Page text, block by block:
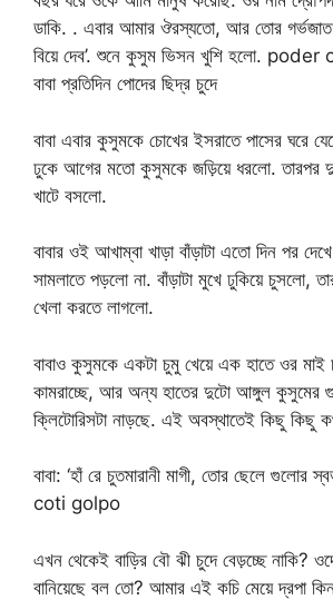
ডাকি. . এবার আমার ঔরস্যতো, আর তোর গর্ভজাত
বিয়ে দেব’. শুনে কুসুম ভিসন খুশি হলো.
বাবা প্রতিদিন পোদের ছিদ্র চুদে
বাবা এবার কুসুমকে চোখের ইসরাতে পাসের ঘরে
ঢুকে আগের মতো কুসুমকে জড়িয়ে ধরলো. তারপর
খাটে বসলো.
বাবার ওই আখাম্বা খাড়া বাঁড়াটা এতো দিন পর
সামলাতে পড়লো না. বাঁড়াটা মুখে ঢুকিয়ে চুসলো,
খেলা করতে লাগলো.
বাবাও কুসুমকে একটা চুমু খেয়ে এক হাতে ওর মাই
কামরাচ্ছে, আর অন্য হাতের দুটো আঙ্গুল কুসুমের
ক্লিটোরিসটা নাড়ছে. এই অবস্থাতেই কিছু কিছু
বাবা: ‘হাঁ রে চুতমারানী মাগী, তোর ছেলে গুলোর
coti golpo
এখন থেকেই বাড়ির বৌ ঝী চুদে বেড়চ্ছে নাকি?
বানিয়েছে বল তো? আমার এই কচি মেয়ে দ্রপা